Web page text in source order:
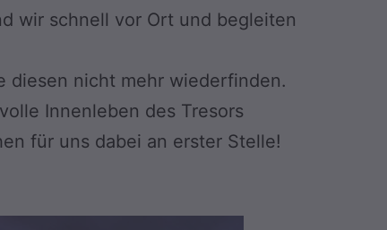
wir schnell vor Ort und begleiten
diesen nicht mehr wiederfinden.
Innenleben des Tresors
für uns dabei an erster Stelle!